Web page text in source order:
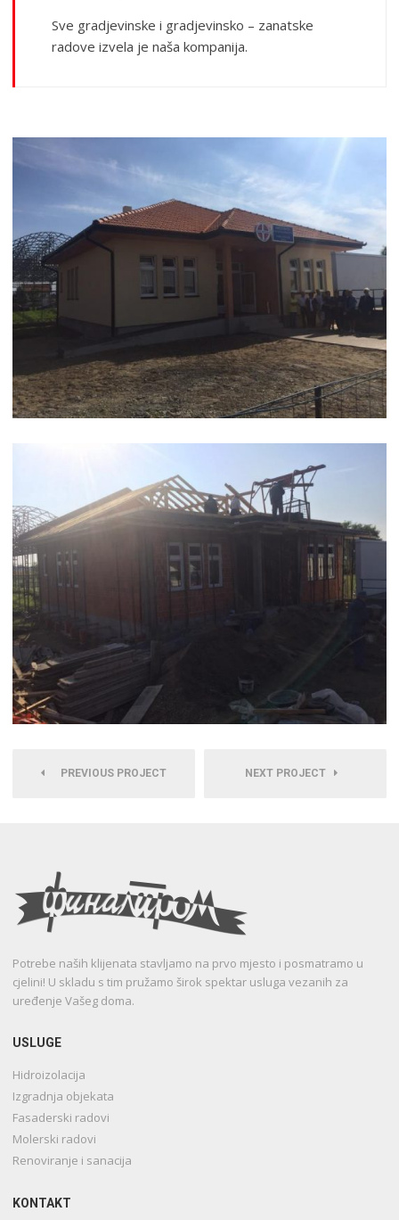
Sve gradjevinske i gradjevinsko – zanatske
radove izvela je naša kompanija.
PREVIOUS PROJECT NEXT PROJECT
Potrebe naših klijenata stavljamo na prvo mjesto i posmatramo u
cjelini! U skladu s tim pružamo širok spektar usluga vezanih za
uređenje Vašeg doma.
USLUGE
Hidroizolacija
Izgradnja objekata
Fasaderski radovi
Molerski radovi
Renoviranje i sanacija
KONTAKT